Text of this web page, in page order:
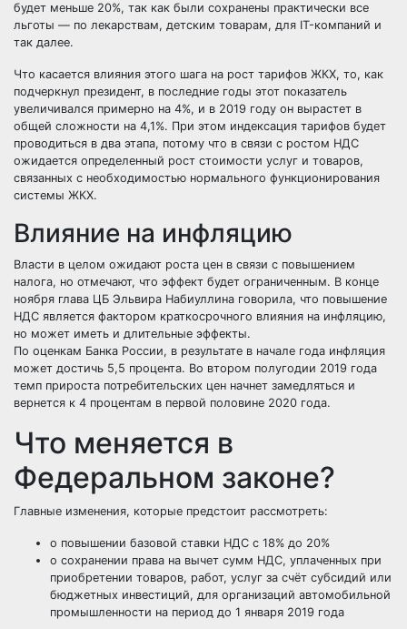
будет меньше 20%, так как были сохранены практически все
льготы — по лекарствам, детским товарам, для IT-компаний и
так далее.
Что касается влияния этого шага на рост тарифов ЖКХ, то, как
подчеркнул президент, в последние годы этот показатель
увеличивался примерно на 4%, и в 2019 году он вырастет в
общей сложности на 4,1%. При этом индексация тарифов будет
проводиться в два этапа, потому что в связи с ростом НДС
ожидается определенный рост стоимости услуг и товаров,
связанных с необходимостью нормального функционирования
системы ЖКХ.
Влияние на инфляцию
Власти в целом ожидают роста цен в связи с повышением
налога, но отмечают, что эффект будет ограниченным. В конце
ноября глава ЦБ Эльвира Набиуллина говорила, что повышение
НДС является фактором краткосрочного влияния на инфляцию,
но может иметь и длительные эффекты.
По оценкам Банка России, в результате в начале года инфляция
может достичь 5,5 процента. Во втором полугодии 2019 года
темп прироста потребительских цен начнет замедляться и
вернется к 4 процентам в первой половине 2020 года.
Что меняется в
Федеральном законе?
Главные изменения, которые предстоит рассмотреть:
о повышении базовой ставки НДС с 18% до 20%
о сохранении права на вычет сумм НДС, уплаченных при
приобретении товаров, работ, услуг за счёт субсидий или
бюджетных инвестиций, для организаций автомобильной
промышленности на период до 1 января 2019 года